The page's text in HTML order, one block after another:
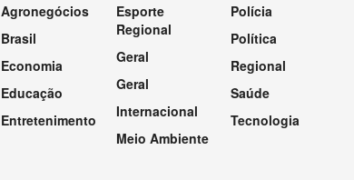
Agronegócios
Brasil
Economia
Educação
Entretenimento
Esporte
Regional
Geral
Geral
Internacional
Meio Ambiente
Polícia
Política
Regional
Saúde
Tecnologia